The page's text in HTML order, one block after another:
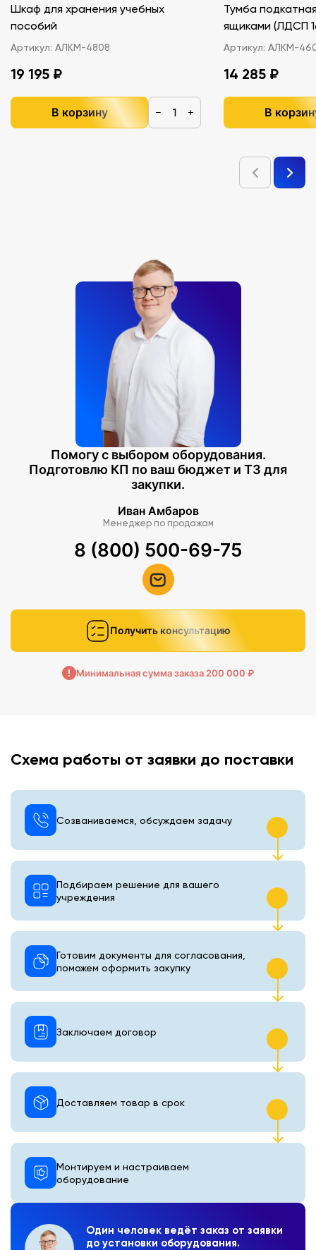
Шкаф для хранения учебных
пособий
Артикул: АЛКМ-4808
19 195 ₽
В корзину − +
Тумба
ящиками
Артикул: АЛКМ-
14 285 ₽
В
Помогу с выбором оборудования.
Подготовлю КП по ваш бюджет и ТЗ для
закупки.
Иван Амбаров
Менеджер по продажам
8 (800) 500-69-75
Получить консультацию
Минимальная сумма заказа 200 000 ₽
Схема работы от заявки до поставки
Один человек ведёт заказ от заявки
до установки оборудования.
Созваниваемся, обсуждаем задачу
Подбираем решение для вашего
учреждения
Готовим документы для согласования,
поможем оформить закупку
Монтируем и настраиваем
оборудование
Доставляем товар в срок
Заключаем договор